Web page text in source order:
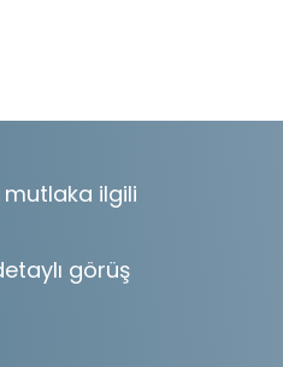
mutlaka ilgili
görüş